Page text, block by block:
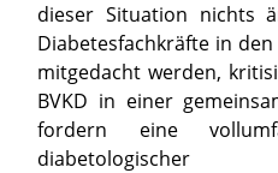
dieser Situation nichts
Diabetesfachkräfte in
mitgedacht werden,
BVKD in einer
fordern eine